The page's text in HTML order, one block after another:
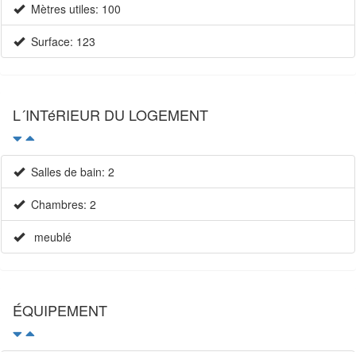
Mètres utiles: 100
Surface: 123
L´INTéRIEUR DU LOGEMENT
Salles de bain: 2
Chambres: 2
meublé
ÉQUIPEMENT